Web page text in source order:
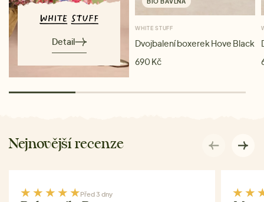
Detail
WHITE STUFF
Dvojbalení boxerek Hove Black
690 Kč
Nejnovější recenze
Před 3 dny